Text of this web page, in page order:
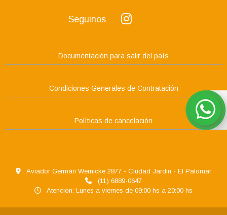
Seguinos
Documentación para salir del país
Condiciones Generales de Contratación
Políticas de cancelación
Aviador Germán Wernicke 2877 - Ciudad Jardin - El Palomar
(11) 6889-0647
Atencion: Lunes a viernes de 09:00 hs a 20:00 hs